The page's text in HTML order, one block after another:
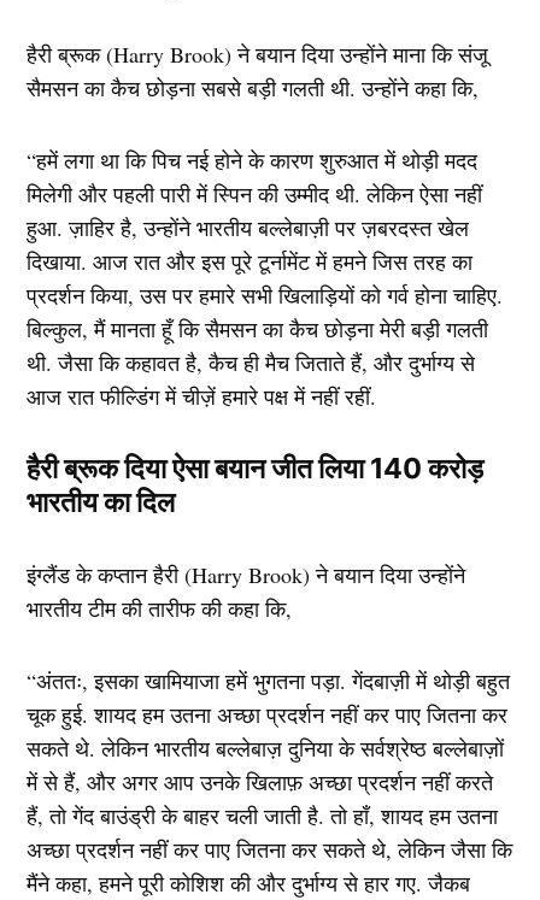
हैरी ब्रूक (Harry Brook) ने बयान दिया उन्होंने माना कि संजू
सैमसन का कैच छोड़ना सबसे बड़ी गलती थी. उन्होंने कहा कि,
“हमें लगा था कि पिच नई होने के कारण शुरुआत में थोड़ी मदद
मिलेगी और पहली पारी में स्पिन की उम्मीद थी. लेकिन ऐसा नहीं
हुआ. ज़ाहिर है, उन्होंने भारतीय बल्लेबाज़ी पर ज़बरदस्त खेल
दिखाया. आज रात और इस पूरे टूर्नामेंट में हमने जिस तरह का
प्रदर्शन किया, उस पर हमारे सभी खिलाड़ियों को गर्व होना चाहिए.
बिल्कुल, मैं मानता हूँ कि सैमसन का कैच छोड़ना मेरी बड़ी गलती
थी. जैसा कि कहावत है, कैच ही मैच जिताते हैं, और दुर्भाग्य से
आज रात फील्डिंग में चीज़ें हमारे पक्ष में नहीं रहीं.
हैरी ब्रूक दिया ऐसा बयान जीत लिया 140 करोड़
भारतीय का दिल
इंग्लैंड के कप्तान हैरी (Harry Brook) ने बयान दिया उन्होंने
भारतीय टीम की तारीफ की कहा कि,
“अंततः, इसका खामियाजा हमें भुगतना पड़ा. गेंदबाज़ी में थोड़ी बहुत
चूक हुई. शायद हम उतना अच्छा प्रदर्शन नहीं कर पाए जितना कर
सकते थे. लेकिन भारतीय बल्लेबाज़ दुनिया के सर्वश्रेष्ठ बल्लेबाज़ों
में से हैं, और अगर आप उनके खिलाफ़ अच्छा प्रदर्शन नहीं करते
हैं, तो गेंद बाउंड्री के बाहर चली जाती है. तो हाँ, शायद हम उतना
अच्छा प्रदर्शन नहीं कर पाए जितना कर सकते थे, लेकिन जैसा कि
मैंने कहा, हमने पूरी कोशिश की और दुर्भाग्य से हार गए. जैकब